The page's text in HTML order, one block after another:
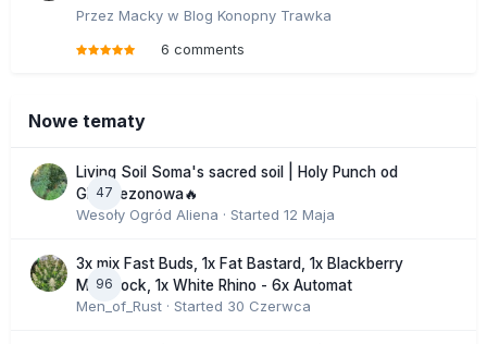
Przez Macky w Blog Konopny Trawka
6 comments
Nowe tematy
47
Living Soil Soma's sacred soil | Holy Punch od
GHS sezonowa🔥
Wesoły Ogród Aliena · Started 12 Maja
96
3x mix Fast Buds, 1x Fat Bastard, 1x Blackberry
Moonrock, 1x White Rhino - 6x Automat
Men_of_Rust · Started 30 Czerwca